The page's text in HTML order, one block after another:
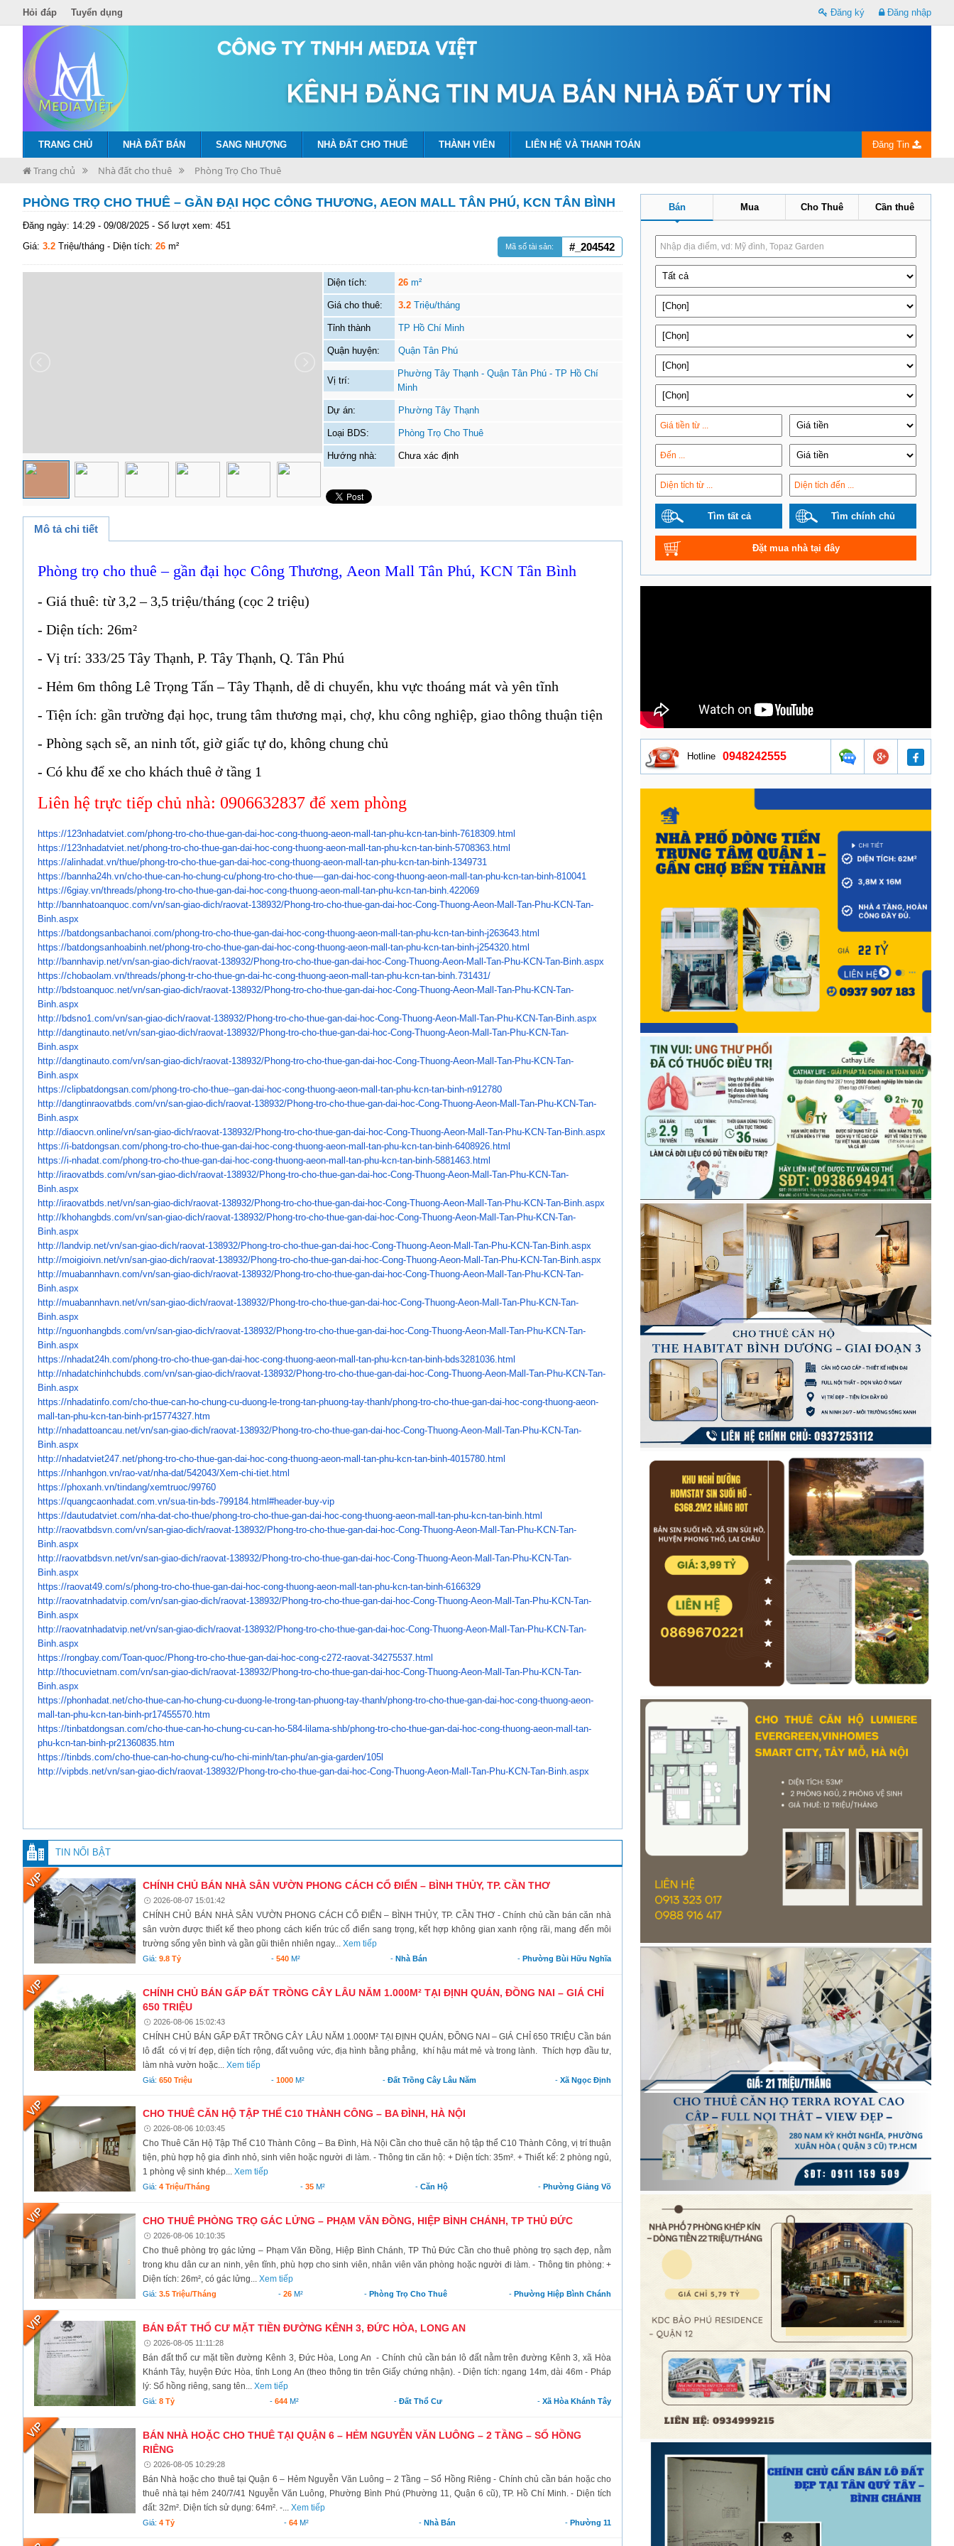
Hỏi đáp Tuyển dụng Đăng ký Đăng nhập
TRANG CHỦ NHÀ ĐẤT BÁN SANG NHƯỢNG NHÀ ĐẤT CHO THUÊ THÀNH VIÊN LIÊN HỆ VÀ THANH TOÁN Đăng Tin
Trang chủ Nhà đất cho thuê Phòng Trọ Cho Thuê
Bán Mua Cho Thuê Cần thuê
Tìm tất cả Tìm chính chủ
Đặt mua nhà tại đây
Hotline 0948242555
PHÒNG TRỌ CHO THUÊ – GẦN ĐẠI HỌC CÔNG THƯƠNG, AEON MALL TÂN PHÚ, KCN TÂN BÌNH
Đăng ngày: 14:29 - 09/08/2025 - Số lượt xem: 451
Giá: 3.2 Triệu/tháng - Diện tích: 26 m² Mã số tài sản: #_204542
Diện tích: 26 m²
Giá cho thuê: 3.2 Triệu/tháng
Tỉnh thành TP Hồ Chí Minh
Quận huyện: Quận Tân Phú
Vị trí:
Phường Tây Thạnh - Quận Tân Phú - TP Hồ Chí
Minh
Dự án: Phường Tây Thạnh
Loại BDS: Phòng Trọ Cho Thuê
Hướng nhà: Chưa xác định
Mô tả chi tiết
Phòng trọ cho thuê – gần đại học Công Thương, Aeon Mall Tân Phú, KCN Tân Bình
- Giá thuê: từ 3,2 – 3,5 triệu/tháng (cọc 2 triệu)
- Diện tích: 26m²
- Vị trí: 333/25 Tây Thạnh, P. Tây Thạnh, Q. Tân Phú
- Hẻm 6m thông Lê Trọng Tấn – Tây Thạnh, dễ di chuyển, khu vực thoáng mát và yên tĩnh
- Tiện ích: gần trường đại học, trung tâm thương mại, chợ, khu công nghiệp, giao thông thuận tiện
- Phòng sạch sẽ, an ninh tốt, giờ giấc tự do, không chung chủ
- Có khu để xe cho khách thuê ở tầng 1
Liên hệ trực tiếp chủ nhà: 0906632837 để xem phòng
https://123nhadatviet.com/phong-tro-cho-thue-gan-dai-hoc-cong-thuong-aeon-mall-tan-phu-kcn-tan-binh-7618309.html
https://123nhadatviet.net/phong-tro-cho-thue-gan-dai-hoc-cong-thuong-aeon-mall-tan-phu-kcn-tan-binh-5708363.html
https://alinhadat.vn/thue/phong-tro-cho-thue-gan-dai-hoc-cong-thuong-aeon-mall-tan-phu-kcn-tan-binh-1349731
https://bannha24h.vn/cho-thue-can-ho-chung-cu/phong-tro-cho-thue-–-gan-dai-hoc-cong-thuong-aeon-mall-tan-phu-kcn-tan-binh-810041
https://6giay.vn/threads/phong-tro-cho-thue-gan-dai-hoc-cong-thuong-aeon-mall-tan-phu-kcn-tan-binh.422069
http://bannhatoanquoc.com/vn/san-giao-dich/raovat-138932/Phong-tro-cho-thue-gan-dai-hoc-Cong-Thuong-Aeon-Mall-Tan-Phu-KCN-Tan-
Binh.aspx
https://batdongsanbachanoi. com/phong-tro-cho-thue-gan-dai-hoc-cong-thuong-aeon-mall-tan-phu-kcn-tan-binh-j263643. html
https://batdongsanhoabinh.net/phong-tro-cho-thue-gan-dai-hoc-cong-thuong-aeon-mall-tan-phu-kcn-tan-binh-j254320.html
http://bannhavip.net/vn/san-giao-dich/raovat-138932/Phong-tro-cho-thue-gan-dai-hoc-Cong-Thuong-Aeon-Mall-Tan-Phu-KCN-Tan-Binh.aspx
https://chobaolam.vn/threads/phong-tr-cho-thue-gn-dai-hc-cong-thuong-aeon-mall-tan-phu-kcn-tan-binh.731431/
http://bdstoanquoc.net/vn/san-giao-dich/raovat-138932/Phong-tro-cho-thue-gan-dai-hoc-Cong-Thuong-Aeon-Mall-Tan-Phu-KCN-Tan-
Binh.aspx
http://bdsno1.com/vn/san-giao-dich/raovat-138932/Phong-tro-cho-thue-gan-dai-hoc-Cong-Thuong-Aeon-Mall-Tan-Phu-KCN-Tan-Binh.aspx
http://dangtinauto.net/vn/san-giao-dich/raovat-138932/Phong-tro-cho-thue-gan-dai-hoc-Cong-Thuong-Aeon-Mall-Tan-Phu-KCN-Tan-
Binh.aspx
http://dangtinauto.com/vn/san-giao-dich/raovat-138932/Phong-tro-cho-thue-gan-dai-hoc-Cong-Thuong-Aeon-Mall-Tan-Phu-KCN-Tan-
Binh.aspx
https://clipbatdongsan.com/phong-tro-cho-thue--gan-dai-hoc-cong-thuong-aeon-mall-tan-phu-kcn-tan-binh-n912780
http://dangtinraovatbds.com/vn/san-giao-dich/raovat-138932/Phong-tro-cho-thue-gan-dai-hoc-Cong-Thuong-Aeon-Mall-Tan-Phu-KCN-Tan-
Binh.aspx
http://diaocvn.online/vn/san-giao-dich/raovat-138932/Phong-tro-cho-thue-gan-dai-hoc-Cong-Thuong-Aeon-Mall-Tan-Phu-KCN-Tan-Binh.aspx
https://i-batdongsan.com/phong-tro-cho-thue-gan-dai-hoc-cong-thuong-aeon-mall-tan-phu-kcn-tan-binh-6408926.html
https://i-nhadat.com/phong-tro-cho-thue-gan-dai-hoc-cong-thuong-aeon-mall-tan-phu-kcn-tan-binh-5881463.html
http://iraovatbds.com/vn/san-giao-dich/raovat-138932/Phong-tro-cho-thue-gan-dai-hoc-Cong-Thuong-Aeon-Mall-Tan-Phu-KCN-Tan-
Binh.aspx
http://iraovatbds.net/vn/san-giao-dich/raovat-138932/Phong-tro-cho-thue-gan-dai-hoc-Cong-Thuong-Aeon-Mall-Tan-Phu-KCN-Tan-Binh.aspx
http://khohangbds.com/vn/san-giao-dich/raovat-138932/Phong-tro-cho-thue-gan-dai-hoc-Cong-Thuong-Aeon-Mall-Tan-Phu-KCN-Tan-
Binh.aspx
http://landvip.net/vn/san-giao-dich/raovat-138932/Phong-tro-cho-thue-gan-dai-hoc-Cong-Thuong-Aeon-Mall-Tan-Phu-KCN-Tan-Binh.aspx
http://moigioivn.net/vn/san-giao-dich/raovat-138932/Phong-tro-cho-thue-gan-dai-hoc-Cong-Thuong-Aeon-Mall-Tan-Phu-KCN-Tan-Binh.aspx
http://muabannhavn.com/vn/san-giao-dich/raovat-138932/Phong-tro-cho-thue-gan-dai-hoc-Cong-Thuong-Aeon-Mall-Tan-Phu-KCN-Tan-
Binh.aspx
http://muabannhavn.net/vn/san-giao-dich/raovat-138932/Phong-tro-cho-thue-gan-dai-hoc-Cong-Thuong-Aeon-Mall-Tan-Phu-KCN-Tan-
Binh.aspx
http://nguonhangbds.com/vn/san-giao-dich/raovat-138932/Phong-tro-cho-thue-gan-dai-hoc-Cong-Thuong-Aeon-Mall-Tan-Phu-KCN-Tan-
Binh.aspx
https://nhadat24h.com/phong-tro-cho-thue-gan-dai-hoc-cong-thuong-aeon-mall-tan-phu-kcn-tan-binh-bds3281036.html
http://nhadatchinhchubds.com/vn/san-giao-dich/raovat-138932/Phong-tro-cho-thue-gan-dai-hoc-Cong-Thuong-Aeon-Mall-Tan-Phu-KCN-Tan-
Binh.aspx
https://nhadatinfo.com/cho-thue-can-ho-chung-cu-duong-le-trong-tan-phuong-tay-thanh/phong-tro-cho-thue-gan-dai-hoc-cong-thuong-aeon-
mall-tan-phu-kcn-tan-binh-pr15774327. htm
http://nhadattoancau.net/vn/san-giao-dich/raovat-138932/Phong-tro-cho-thue-gan-dai-hoc-Cong-Thuong-Aeon-Mall-Tan-Phu-KCN-Tan-
Binh.aspx
http://nhadatviet247.net/phong-tro-cho-thue-gan-dai-hoc-cong-thuong-aeon-mall-tan-phu-kcn-tan-binh-4015780.html
https://nhanhgon.vn/rao-vat/nha-dat/542043/Xem-chi-tiet. html
https://phoxanh.vn/tindang/xemtruoc/99760
https://quangcaonhadat.com.vn/sua-tin-bds-799184.html#header-buy-vip
https://dautudatviet.com/nha-dat-cho-thue/phong-tro-cho-thue-gan-dai-hoc-cong-thuong-aeon-mall-tan-phu-kcn-tan-binh.html
http://raovatbdsvn.com/vn/san-giao-dich/raovat-138932/Phong-tro-cho-thue-gan-dai-hoc-Cong-Thuong-Aeon-Mall-Tan-Phu-KCN-Tan-
Binh.aspx
http://raovatbdsvn.net/vn/san-giao-dich/raovat-138932/Phong-tro-cho-thue-gan-dai-hoc-Cong-Thuong-Aeon-Mall-Tan-Phu-KCN-Tan-
Binh.aspx
https://raovat49.com/s/phong-tro-cho-thue-gan-dai-hoc-cong-thuong-aeon-mall-tan-phu-kcn-tan-binh-6166329
http://raovatnhadatvip.com/vn/san-giao-dich/raovat-138932/Phong-tro-cho-thue-gan-dai-hoc-Cong-Thuong-Aeon-Mall-Tan-Phu-KCN-Tan-
Binh.aspx
http://raovatnhadatvip.net/vn/san-giao-dich/raovat-138932/Phong-tro-cho-thue-gan-dai-hoc-Cong-Thuong-Aeon-Mall-Tan-Phu-KCN-Tan-
Binh.aspx
https://rongbay.com/Toan-quoc/Phong-tro-cho-thue-gan-dai-hoc-cong-c272-raovat-34275537. html
http://thocuvietnam.com/vn/san-giao-dich/raovat-138932/Phong-tro-cho-thue-gan-dai-hoc-Cong-Thuong-Aeon-Mall-Tan-Phu-KCN-Tan-
Binh.aspx
https://phonhadat.net/cho-thue-can-ho-chung-cu-duong-le-trong-tan-phuong-tay-thanh/phong-tro-cho-thue-gan-dai-hoc-cong-thuong-aeon-
mall-tan-phu-kcn-tan-binh-pr17455570. htm
https://tinbatdongsan.com/cho-thue-can-ho-chung-cu-can-ho-584-lilama-shb/phong-tro-cho-thue-gan-dai-hoc-cong-thuong-aeon-mall-tan-
phu-kcn-tan-binh-pr21360835.htm
https://tinbds.com/cho-thue-can-ho-chung-cu/ho-chi-minh/tan-phu/an-gia-garden/105l
http://vipbds.net/vn/san-giao-dich/raovat-138932/Phong-tro-cho-thue-gan-dai-hoc-Cong-Thuong-Aeon-Mall-Tan-Phu-KCN-Tan-Binh.aspx
TIN NỔI BẬT
CHÍNH CHỦ BÁN NHÀ SÂN VƯỜN PHONG CÁCH CỔ ĐIỂN – BÌNH THỦY, TP. CẦN THƠ
2026-08-07 15:01:42
CHÍNH CHỦ BÁN NHÀ SÂN VƯỜN PHONG CÁCH CỔ ĐIỂN – BÌNH THỦY, TP. CẦN THƠ - Chính chủ cần bán căn nhà
sân vườn được thiết kế theo phong cách kiến trúc cổ điển sang trọng, kết hợp không gian xanh rộng rãi, mang đến môi
trường sống yên bình và gần gũi thiên nhiên ngay... Xem tiếp
Giá: 9.8 Tỷ - 540M² - Nhà Bán - Phường Bùi Hữu Nghĩa
CHÍNH CHỦ BÁN GẤP ĐẤT TRỒNG CÂY LÂU NĂM 1.000M² TẠI ĐỊNH QUÁN, ĐỒNG NAI – GIÁ CHỈ
650 TRIỆU
2026-08-06 15:02:43
CHÍNH CHỦ BÁN GẤP ĐẤT TRỒNG CÂY LÂU NĂM 1.000M² TẠI ĐỊNH QUÁN, ĐỒNG NAI – GIÁ CHỈ 650 TRIỆU Cần bán
lô đất có vị trí đẹp, diện tích rộng, đất vuông vức, địa hình bằng phẳng, khí hậu mát mẻ và trong lành. Thích hợp đầu tư,
làm nhà vườn hoặc... Xem tiếp
Giá: 650 Triệu - 1000M² -Đất Trồng Cây Lâu Năm - Xã Ngọc Định
CHO THUÊ CĂN HỘ TẬP THỂ C10 THÀNH CÔNG – BA ĐÌNH, HÀ NỘI
2026-08-06 10:03:45
Cho Thuê Căn Hộ Tập Thể C10 Thành Công – Ba Đình, Hà Nội Cần cho thuê căn hộ tập thể C10 Thành Công, vị trí thuận
tiện, phù hợp hộ gia đình nhỏ, sinh viên hoặc người đi làm. - Thông tin căn hộ: + Diện tích: 35m². + Thiết kế: 2 phòng ngủ,
1 phòng vệ sinh khép... Xem tiếp
Giá: 4 Triệu/tháng - 35M² - Căn Hộ - Phường Giảng Võ
CHO THUÊ PHÒNG TRỌ GÁC LỬNG – PHẠM VĂN ĐỒNG, HIỆP BÌNH CHÁNH, TP THỦ ĐỨC
2026-08-06 10:10:35
Cho thuê phòng trọ gác lửng – Phạm Văn Đồng, Hiệp Bình Chánh, TP Thủ Đức Cần cho thuê phòng trọ sạch đẹp, nằm
trong khu dân cư an ninh, yên tĩnh, phù hợp cho sinh viên, nhân viên văn phòng hoặc người đi làm. - Thông tin phòng: +
Diện tích: 26m², có gác lửng... Xem tiếp
Giá: 3.5 Triệu/tháng - 26M² -Phòng Trọ Cho Thuê - Phường Hiệp Bình Chánh
BÁN ĐẤT THỔ CƯ MẶT TIỀN ĐƯỜNG KÊNH 3, ĐỨC HÒA, LONG AN
2026-08-05 11:11:28
Bán đất thổ cư mặt tiền đường Kênh 3, Đức Hòa, Long An - Chính chủ cần bán lô đất nằm trên đường Kênh 3, xã Hòa
Khánh Tây, huyện Đức Hòa, tỉnh Long An (theo thông tin trên Giấy chứng nhận). - Diện tích: ngang 14m, dài 46m - Pháp
lý: Sổ hồng riêng, sang tên... Xem tiếp
Giá: 8 Tỷ - 644M² - Đất Thổ Cư - Xã Hòa Khánh Tây
BÁN NHÀ HOẶC CHO THUÊ TẠI QUẬN 6 – HẺM NGUYỄN VĂN LUÔNG – 2 TẦNG – SỔ HỒNG
RIÊNG
2026-08-05 10:29:28
Bán Nhà hoặc cho thuê tại Quận 6 – Hẻm Nguyễn Văn Luông – 2 Tầng – Sổ Hồng Riêng - Chính chủ cần bán hoặc cho
thuê nhà tại hẻm 240/7/41 Nguyễn Văn Luông, Phường Bình Phú (Phường 11, Quận 6 cũ), TP. Hồ Chí Minh. - Diện tích
đất: 32m². Diện tích sử dụng: 64m². -... Xem tiếp
Giá: 4 Tỷ -64 M² - Nhà Bán - Phường 11